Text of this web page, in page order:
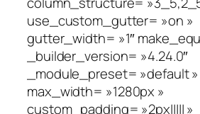
use_custom_gutter= »on »
gutter_width= »1″
_builder_version= »4.24.0″
_module_preset= »default »
max_width= »1280px »
custom_padding= »2px||||| »